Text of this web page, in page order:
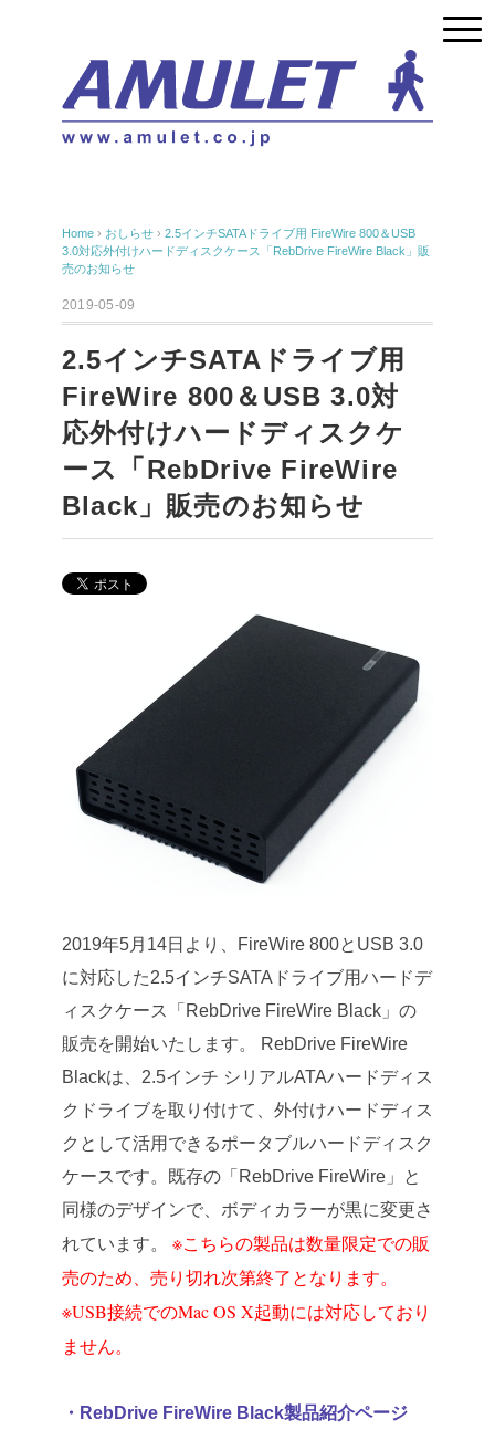
Home › おしらせ › 2.5インチSATAドライブ用 FireWire 800＆USB
3.0対応外付けハードディスクケース「RebDrive FireWire Black」販
売のお知らせ
2019-05-09
2.5インチSATAドライブ用
FireWire 800＆USB 3.0対
応外付けハードディスクケ
ース「RebDrive FireWire
Black」販売のお知らせ
2019年5月14日より、FireWire 800とUSB 3.0
に対応した2.5インチSATAドライブ用ハードデ
ィスクケース「RebDrive FireWire Black」の
販売を開始いたします。
RebDrive FireWire
Blackは、2.5インチ シリアルATAハードディス
クドライブを取り付けて、外付けハードディス
クとして活用できるポータブルハードディスク
ケースです。既存の「RebDrive FireWire」と
同様のデザインで、ボディカラーが黒に変更さ
れています。
※こちらの製品は数量限定での販
売のため、売り切れ次第終了となります。
※USB接続でのMac OS X起動には対応しており
ません。
・RebDrive FireWire Black製品紹介ページ